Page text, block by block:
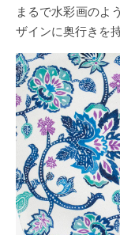
まるで水彩画のよ
ザインに奥行きを